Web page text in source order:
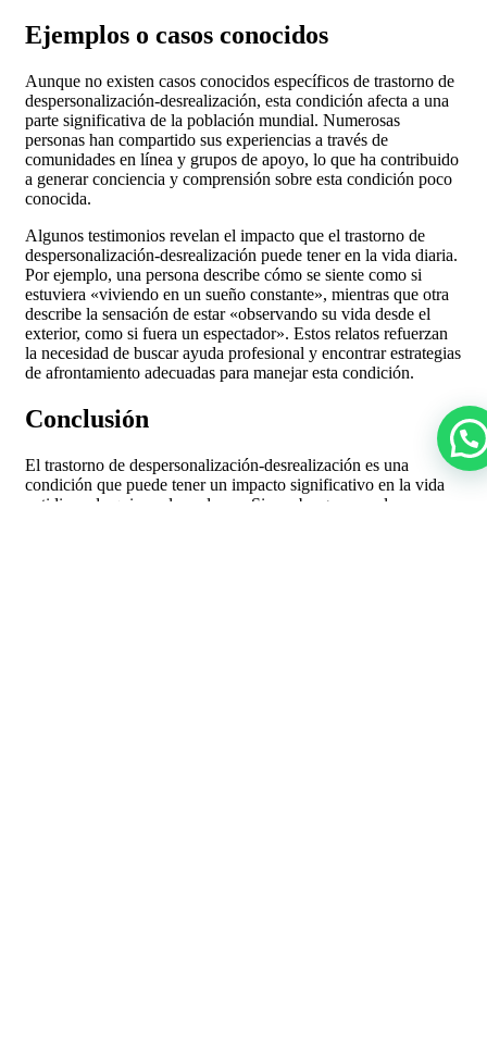
Ejemplos o casos conocidos
Aunque no existen casos conocidos específicos de trastorno de
despersonalización-desrealización, esta condición afecta a una
parte significativa de la población mundial. Numerosas
personas han compartido sus experiencias a través de
comunidades en línea y grupos de apoyo, lo que ha contribuido
a generar conciencia y comprensión sobre esta condición poco
conocida.
Algunos testimonios revelan el impacto que el trastorno de
despersonalización-desrealización puede tener en la vida diaria.
Por ejemplo, una persona describe cómo se siente como si
estuviera «viviendo en un sueño constante», mientras que otra
describe la sensación de estar «observando su vida desde el
exterior, como si fuera un espectador». Estos relatos refuerzan
la necesidad de buscar ayuda profesional y encontrar estrategias
de afrontamiento adecuadas para manejar esta condición.
Conclusión
El trastorno de despersonalización-desrealización es una
condición que puede tener un impacto significativo en la vida
cotidiana de quienes lo padecen. Sin embargo, con el apoyo